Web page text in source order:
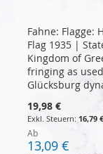
Fahne: Flagge:
Flag 1935 |
Kingdom of
fringing as
Glücksburg
19,98 €
16,79 €
Ab
13,09 €